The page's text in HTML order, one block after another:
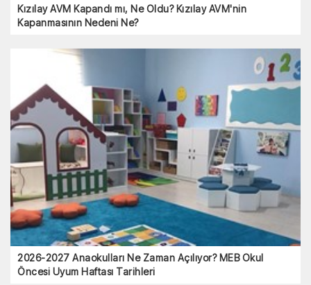
Kızılay AVM Kapandı mı, Ne Oldu? Kızılay AVM'nin
Kapanmasının Nedeni Ne?
2026-2027 Anaokulları Ne Zaman Açılıyor? MEB Okul
Öncesi Uyum Haftası Tarihleri